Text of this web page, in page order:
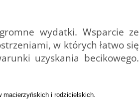
wydatki. Wsparcie ze
w których łatwo się
uzyskania becikowego.
macierzyńskich i rodzicielskich.